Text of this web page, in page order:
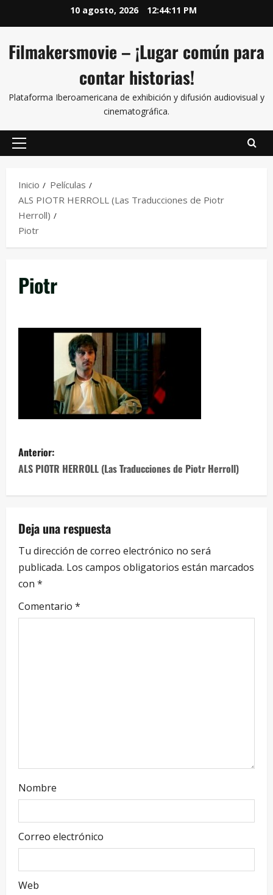
10 agosto, 2026 12:44:12 PM
Filmakersmovie – ¡Lugar común para
contar historias!
Plataforma Iberoamericana de exhibición y difusión audiovisual y
cinematográfica.
Inicio
Películas
ALS PIOTR HERROLL (Las Traducciones de Piotr
Herroll)
Piotr
Piotr
Anterior:
ALS PIOTR HERROLL (Las Traducciones de Piotr Herroll)
Deja una respuesta
Tu dirección de correo electrónico no será
publicada. Los campos obligatorios están marcados
con *
Comentario *
Nombre
Correo electrónico
Web